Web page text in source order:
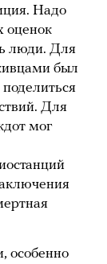
Надо
оценок
люди. Для
был
Для
мог
особенно